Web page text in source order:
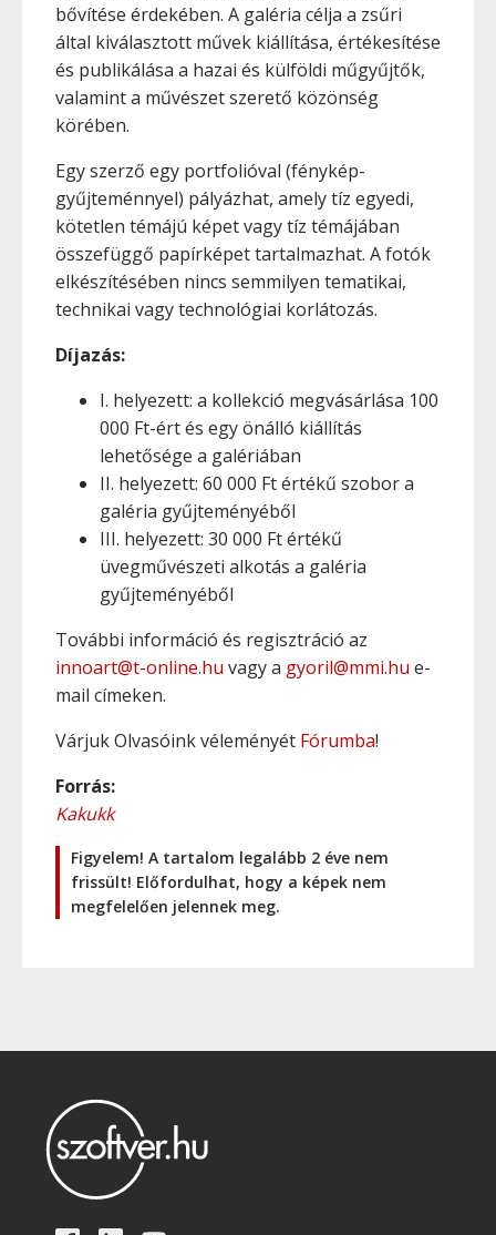
bővítése érdekében. A galéria célja a zsűri
által kiválasztott művek kiállítása, értékesítése
és publikálása a hazai és külföldi műgyűjtők,
valamint a művészet szerető közönség
körében.
Egy szerző egy portfolióval (fénykép-
gyűjteménnyel) pályázhat, amely tíz egyedi,
kötetlen témájú képet vagy tíz témájában
összefüggő papírképet tartalmazhat. A fotók
elkészítésében nincs semmilyen tematikai,
technikai vagy technológiai korlátozás.
Díjazás:
I. helyezett: a kollekció megvásárlása 100
000 Ft-ért és egy önálló kiállítás
lehetősége a galériában
II. helyezett: 60 000 Ft értékű szobor a
galéria gyűjteményéből
III. helyezett: 30 000 Ft értékű
üvegművészeti alkotás a galéria
gyűjteményéből
További információ és regisztráció az
innoart@t-online.hu vagy a gyoril@mmi.hu e-
mail címeken.
Várjuk Olvasóink véleményét Fórumba!
Forrás:
Kakukk
Figyelem! A tartalom legalább 2 éve nem
frissült! Előfordulhat, hogy a képek nem
megfelelően jelennek meg.